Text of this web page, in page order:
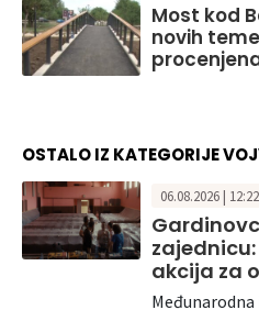
Most kod
novih
OSTALO IZ KATEGORIJE
06.08.2026 | 12:22
akcija za